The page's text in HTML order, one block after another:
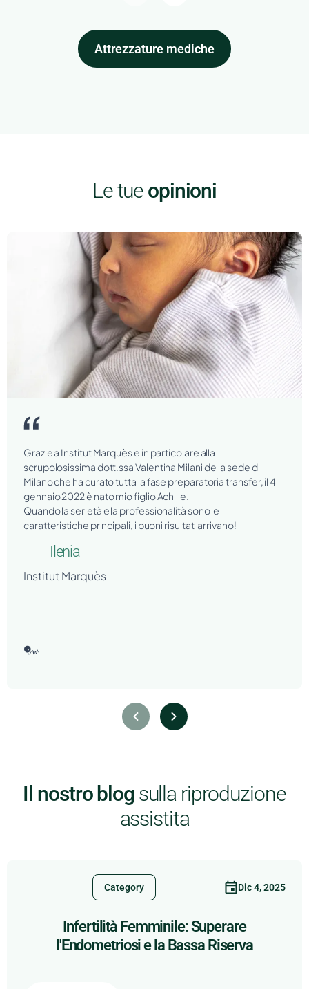
Attrezzature mediche
Le tue opinioni
Grazie a Institut Marquès e in particolare alla
scrupolosissima dott.ssa Valentina Milani della sede di
Milano che ha curato tutta la fase preparatoria transfer, il 4
gennaio 2022 è nato mio figlio Achille.
Quando la serietà e la professionalità sono le
caratteristiche principali, i buoni risultati arrivano!
Ilenia
Institut Marquès
Il nostro blog sulla riproduzione
assistita
Category Dic 4, 2025
Infertilità Femminile: Superare
l'Endometriosi e la Bassa Riserva